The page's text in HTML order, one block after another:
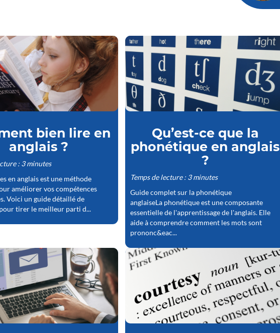
bien lire en
anglais ?
: 3 minutes
en anglais est une méthode
améliorer vos compétences
Voici un guide détaillé de
tirer le meilleur parti d...
Qu’est-ce que la
phonétique en anglais
?
Temps de lecture : 3 minutes
Guide complet sur la phonétique
anglaiseLa phonétique est une composante
essentielle de l'apprentissage de l'anglais. Elle
aide à comprendre comment les mots sont
prononc&eac...